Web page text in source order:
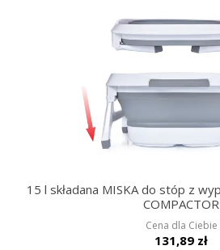
15 l składana MISKA do stóp z
COMPACTOR
Cena dla Ciebie
131,89 zł